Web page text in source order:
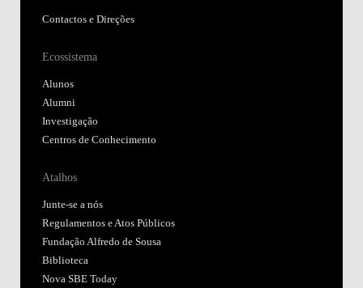
Contactos e Direções
Ecossistema
Alunos
Alumni
Investigação
Centros de Conhecimento
Atalhos
Junte-se a nós
Regulamentos e Atos Públicos
Fundação Alfredo de Sousa
Biblioteca
Nova SBE Today